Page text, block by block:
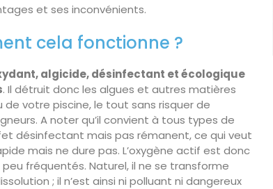
et ses inconvénients.
cela fonctionne ?
algicide, désinfectant et écologique
. Il détruit donc les algues et autres matières
votre piscine, le tout sans risquer de
A noter qu’il convient à tous types de
désinfectant mais pas rémanent, ce qui veut
mais ne dure pas. L’oxygène actif est donc
fréquentés. Naturel, il ne se transforme
; il n’est ainsi ni polluant ni dangereux